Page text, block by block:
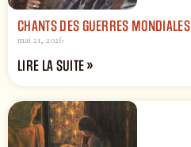
CHANTS DES GUERRES MONDIALES
mai 21, 2026
LIRE LA SUITE »